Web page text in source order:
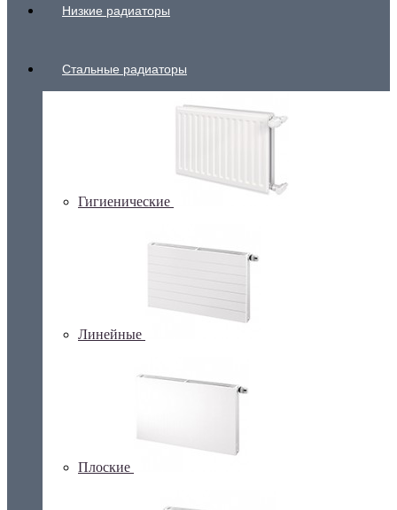
Низкие радиаторы
Стальные радиаторы
Гигиенические
Линейные
Плоские